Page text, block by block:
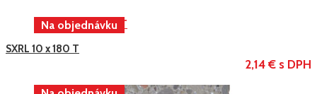
SXRL 10 x 180 T
2,14 € s DPH